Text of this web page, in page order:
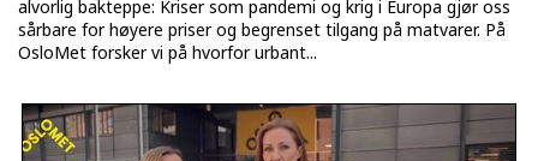
alvorlig bakteppe: Kriser som pandemi og krig i Europa gjør oss
sårbare for høyere priser og begrenset tilgang på matvarer. På
OsloMet forsker vi på hvorfor urbant...